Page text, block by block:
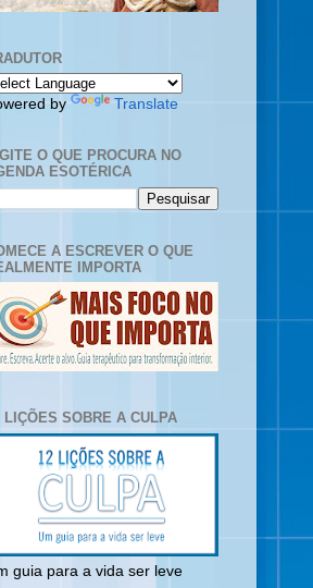
by Translate
O QUE PROCURA NO
ESOTÉRICA
A ESCREVER O QUE
IMPORTA
LIÇÕES SOBRE A CULPA
guia para a vida ser leve